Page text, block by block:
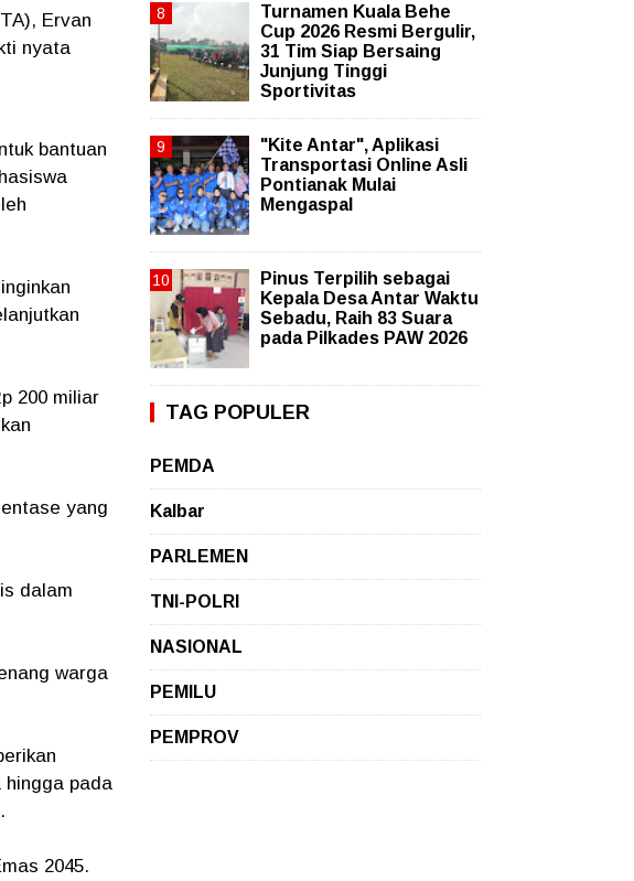
Ervan
nyata
bantuan
200 miliar
yang
dalam
warga
hingga pada
2045.
Turnamen Kuala Behe
Cup 2026 Resmi Bergulir,
31 Tim Siap Bersaing
Junjung Tinggi
Sportivitas
"Kite Antar", Aplikasi
Transportasi Online Asli
Pontianak Mulai
Mengaspal
Pinus Terpilih sebagai
Kepala Desa Antar Waktu
Sebadu, Raih 83 Suara
pada Pilkades PAW 2026
TAG POPULER
PEMDA
Kalbar
PARLEMEN
TNI-POLRI
NASIONAL
PEMILU
PEMPROV